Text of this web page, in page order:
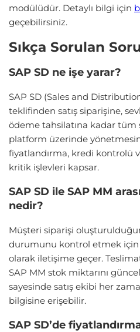
modülüdür. Detaylı bilgi için
geçebilirsiniz.
Sıkça Sorulan
SAP SD ne işe yarar?
SAP SD (Sales and
teklifinden satış siparişine,
ödeme tahsilatına kadar tüm
platform üzerinde
fiyatlandırma, kredi kontrolü
kritik işlevleri kapsar.
SAP SD ile SAP MM
nedir?
Müşteri siparişi
durumunu kontrol etmek için
olarak iletişime geçer. Teslimat
SAP MM stok miktarını
sayesinde satış ekibi her
bilgisine erişebilir.
SAP SD’de